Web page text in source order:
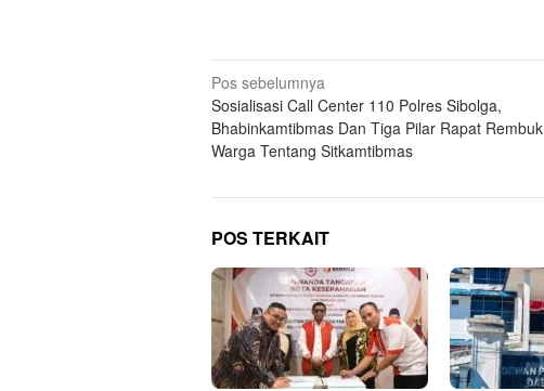
Navigasi
pos
Pos sebelumnya
Sosialisasi Call Center 110 Polres Sibolga,
Bhabinkamtibmas Dan Tiga Pilar Rapat Rembuk
Warga Tentang Sitkamtibmas
POS TERKAIT